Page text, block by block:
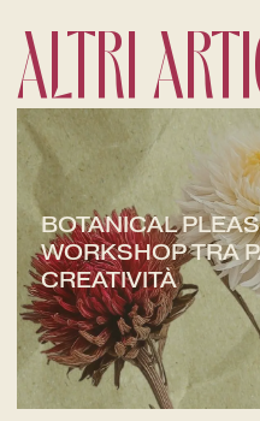
ALTRI
BOTANICAL
WORKSHOP TRA
CREATIVITÀ